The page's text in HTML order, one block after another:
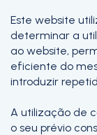
Este website
determinar a
ao website,
eficiente do
introduzir
A utilização de
o seu prévio